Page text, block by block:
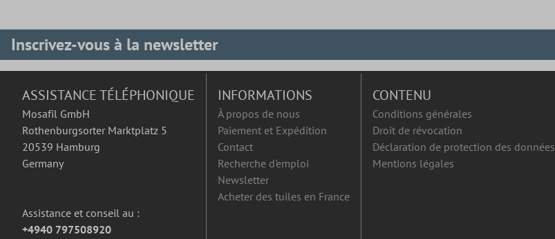
Inscrivez-vous à la newsletter
ASSISTANCE TÉLÉPHONIQUE
Mosafil GmbH
Rothenburgsorter Marktplatz 5
20539 Hamburg
Germany
Assistance et conseil au :
+4940 797508920
INFORMATIONS
À propos de nous
Paiement et Expédition
Contact
Recherche d'emploi
Newsletter
Acheter des tuiles en France
CONTENU
Conditions générales
Droit de révocation
Déclaration de protection des données
Mentions légales